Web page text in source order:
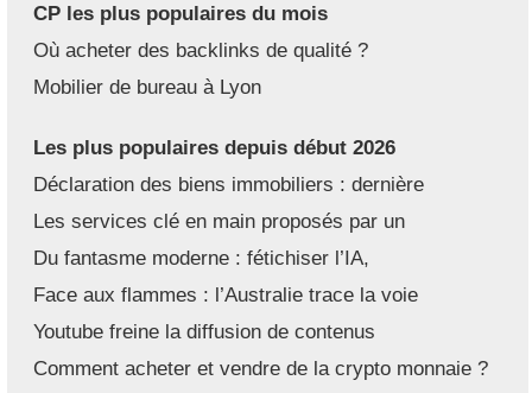
CP les plus populaires du mois
Où acheter des backlinks de qualité ?
Mobilier de bureau à Lyon
Les plus populaires depuis début 2026
Déclaration des biens immobiliers : dernière
Les services clé en main proposés par un
Du fantasme moderne : fétichiser l’IA,
Face aux flammes : l’Australie trace la voie
Youtube freine la diffusion de contenus
Comment acheter et vendre de la crypto monnaie ?